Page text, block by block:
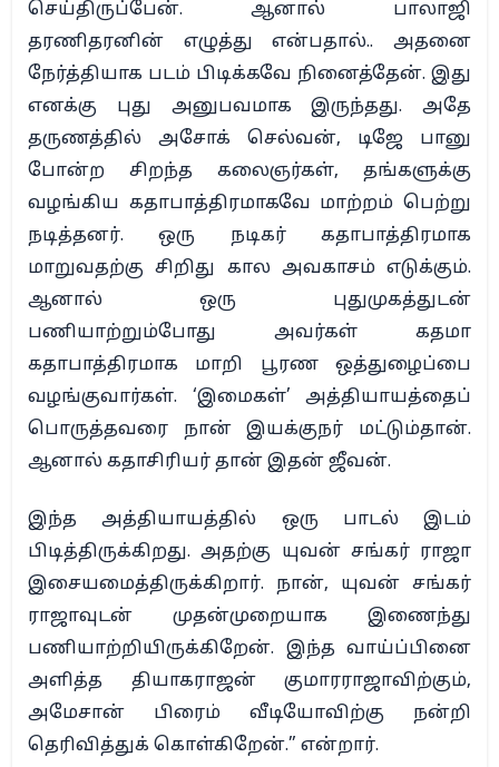
செய்திருப்பேன். ஆனால் பாலாஜி
தரணிதரனின் எழுத்து என்பதால்.. அதனை
நேர்த்தியாக படம் பிடிக்கவே நினைத்தேன். இது
எனக்கு புது அனுபவமாக இருந்தது. அதே
தருணத்தில் அசோக் செல்வன், டிஜே பானு
போன்ற சிறந்த கலைஞர்கள், தங்களுக்கு
வழங்கிய கதாபாத்திரமாகவே மாற்றம் பெற்று
நடித்தனர். ஒரு நடிகர் கதாபாத்திரமாக
மாறுவதற்கு சிறிது கால அவகாசம் எடுக்கும்.
ஆனால் ஒரு புதுமுகத்துடன்
பணியாற்றும்போது அவர்கள் கதமா
கதாபாத்திரமாக மாறி பூரண ஒத்துழைப்பை
வழங்குவார்கள். ‘இமைகள்’ அத்தியாயத்தைப்
பொருத்தவரை நான் இயக்குநர் மட்டும்தான்.
ஆனால் கதாசிரியர் தான் இதன் ஜீவன்.
இந்த அத்தியாயத்தில் ஒரு பாடல் இடம்
பிடித்திருக்கிறது. அதற்கு யுவன் சங்கர் ராஜா
இசையமைத்திருக்கிறார். நான், யுவன் சங்கர்
ராஜாவுடன் முதன்முறையாக இணைந்து
பணியாற்றியிருக்கிறேன். இந்த வாய்ப்பினை
அளித்த தியாகராஜன் குமாரராஜாவிற்கும்,
அமேசான் பிரைம் வீடியோவிற்கு நன்றி
தெரிவித்துக் கொள்கிறேன்.” என்றார்.